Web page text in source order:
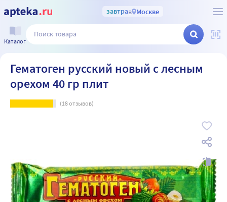
завтрав Москве
Каталог
Гематоген русский новый с лесным
орехом 40 гр плит
(18отзывов)